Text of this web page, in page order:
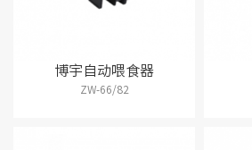
博宇自动喂食器
ZW-66/82